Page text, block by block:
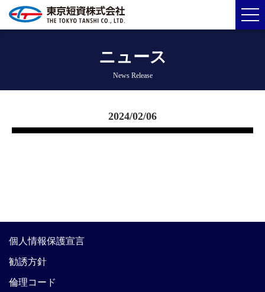
ニュース
News Release
2024/02/06
個人情報保護宣言
勧誘方針
倫理コード